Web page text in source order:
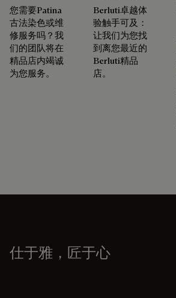
您需要Patina
古法染色或维
修服务吗？我
们的团队将在
精品店内竭诚
为您服务。
Berluti卓越体
验触手可及：
让我们为您找
到离您最近的
Berluti精品
店。
仕于雅，匠于心